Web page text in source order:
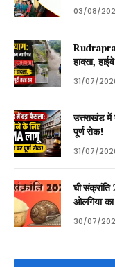
03/08/
हादसा,
31/07/
उत्तराखंड
पूर्ण रोक!
31/07/
घी संक्रांति
ओलगिया
30/07/